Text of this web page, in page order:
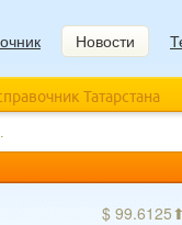
Новости
Татарстана
$